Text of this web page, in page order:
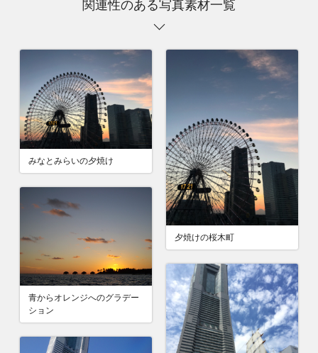
関連性のある写真素材一覧
みなとみらいの夕焼け
夕焼けの桜木町
青からオレンジへのグラデー
ション